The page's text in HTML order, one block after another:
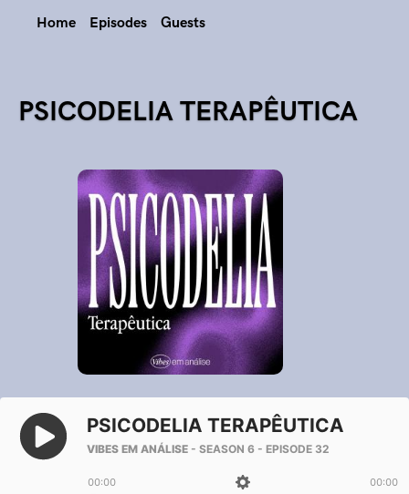
Home Episodes Guests
PSICODELIA TERAPÊUTICA